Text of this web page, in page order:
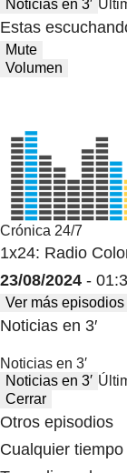
Noticias en 3′
Estas
Mute
Volumen
Crónica 24/7
1x24: Radio
23/08/2024 -
Ver más episodios
Noticias en 3′
Noticias en 3′
Noticias en 3′
Cerrar
Otros episodios
Cualquier